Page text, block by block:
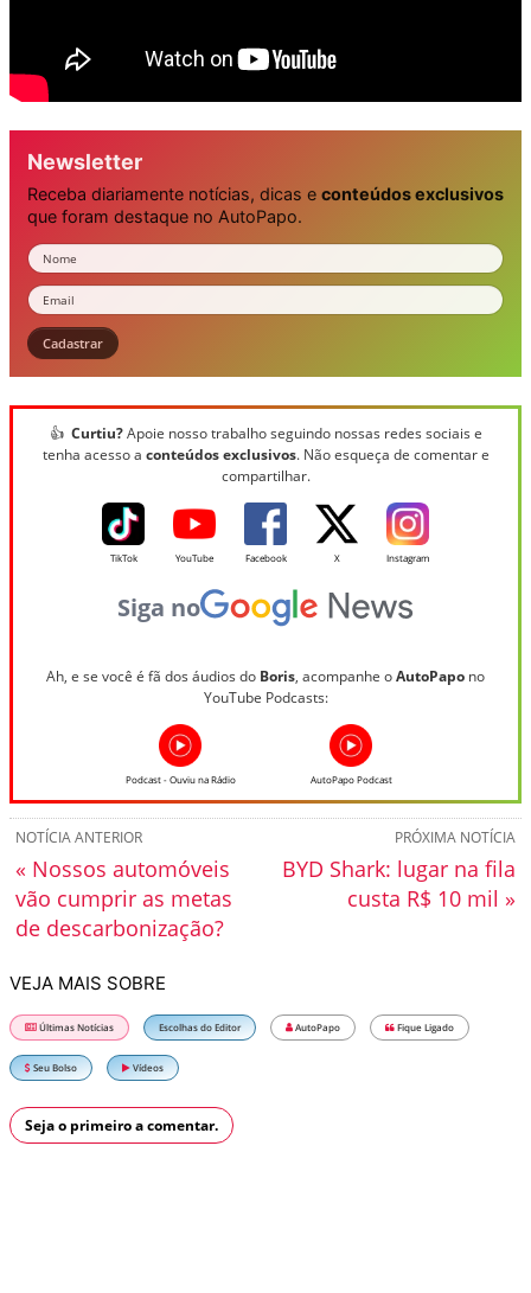
Newsletter
Receba diariamente notícias, dicas e conteúdos exclusivos
que foram destaque no AutoPapo.
Nome
Email
Cadastrar
👍 Curtiu?Apoie nosso trabalho seguindo nossas redes sociais e
tenha acesso a conteúdos exclusivos. Não esqueça de comentar e
compartilhar.
TikTok YouTube Facebook X Instagram
Siga no
Ah, e se você é fã dos áudios do Boris, acompanhe oAutoPapo no
YouTube Podcasts:
Podcast - Ouviu na Rádio AutoPapo Podcast
PRÓXIMA NOTÍCIA
BYD Shark: lugar na fila
custa R$ 10 mil »
NOTÍCIA ANTERIOR
« Nossos automóveis
vão cumprir as metas
de descarbonização?
VEJA MAIS SOBRE
Últimas Notícias Escolhas do Editor AutoPapo Fique Ligado
Seu Bolso Vídeos
Seja o primeiro a comentar.